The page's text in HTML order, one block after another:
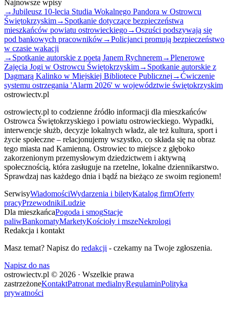
Najnowsze wpisy
→Jubileusz 10-lecia Studia Wokalnego Pandora w Ostrowcu
Świętokrzyskim→ Spotkanie dotyczące bezpieczeństwa
mieszkańców powiatu ostrowieckiego→Oszuści podszywają się
pod bankowych pracowników→Policjanci promują bezpieczeństwo
w czasie wakacji
→ Spotkanie autorskie z poetą Janem Rychnerem→Plenerowe
Zajęcia Jogi w Ostrowcu Świętokrzyskim→ Spotkanie autorskie z
Dagmarą Kalinko w Miejskiej Bibliotece Publicznej →Ćwiczenie
systemu ostrzegania 'Alarm 2026' w województwie świętokrzyskim
ostrowiectv.pl
ostrowiectv.pl to codzienne źródło informacji dla mieszkańców
Ostrowca Świętokrzyskiego i powiatu ostrowieckiego. Wypadki,
interwencje służb, decyzje lokalnych władz, ale też kultura, sport i
życie społeczne – relacjonujemy wszystko, co składa się na obraz
tego miasta nad Kamienną. Ostrowiec to miejsce z głęboko
zakorzenionym przemysłowym dziedzictwem i aktywną
społecznością, która zasługuje na rzetelne, lokalne dziennikarstwo.
Sprawdzaj nas każdego dnia i bądź na bieżąco ze swoim regionem!
SerwisyWiadomościWydarzenia i biletyKatalog firmOferty
pracyPrzewodnikiLudzie
Dla mieszkańcaPogoda i smogStacje
paliwBankomatyMarketyKościoły i mszeNekrologi
Redakcja i kontakt
Masz temat? Napisz do redakcji - czekamy na Twoje zgłoszenia.
Napisz do nas
ostrowiectv.pl © 2026 · Wszelkie prawa
zastrzeżoneKontaktPatronat medialnyRegulaminPolityka
prywatności